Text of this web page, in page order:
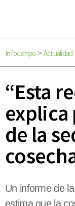
Infocampo > Actualidad
“Esta
explica
de la
Un informe de
estima que la